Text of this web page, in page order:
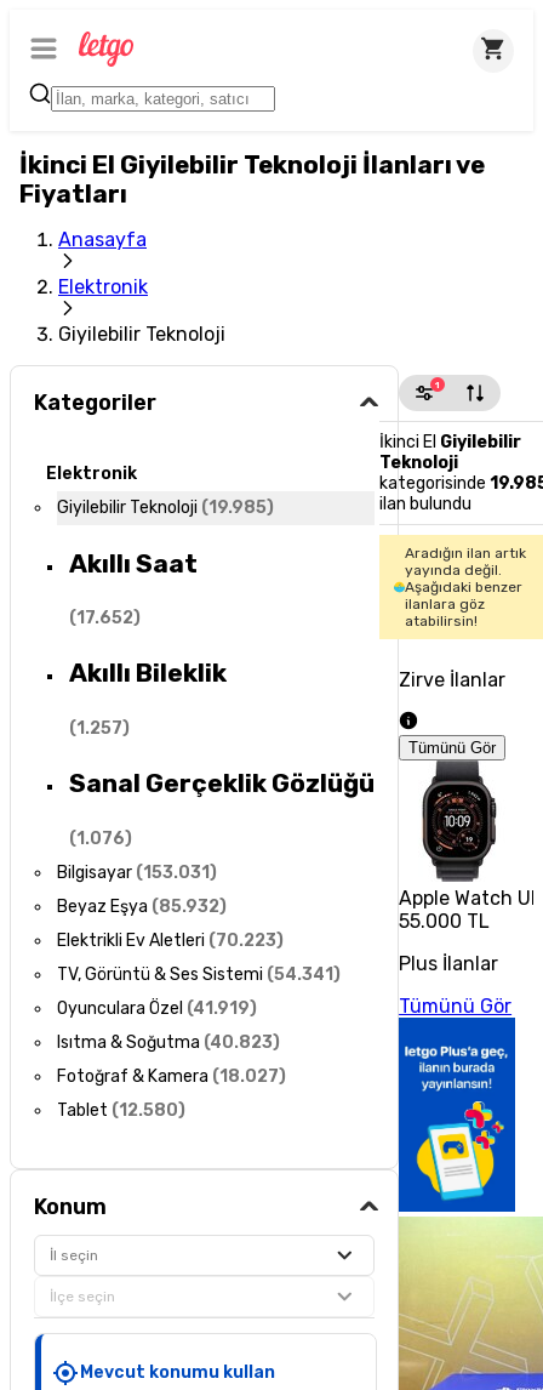
İkinci El Giyilebilir Teknoloji İlanları ve
Fiyatları
Anasayfa
Elektronik
Giyilebilir Teknoloji
Kategoriler
Elektronik
Giyilebilir Teknoloji (19.985)
Akıllı Saat
(17.652)
Akıllı Bileklik
(1.257)
Sanal Gerçeklik Gözlüğü
(1.076)
Bilgisayar (153.031)
Beyaz Eşya (85.932)
Elektrikli Ev Aletleri (70.223)
TV, Görüntü & Ses Sistemi (54.341)
Oyunculara Özel (41.919)
Isıtma & Soğutma (40.823)
Fotoğraf & Kamera (18.027)
Tablet (12.580)
Konum
İl seçin
İlçe seçin
Mevcut konumu kullan
1
İkinci El Giyilebilir
Teknoloji
kategorisinde
ilan bulundu
Aradığın ilan artık
yayında değil.
Aşağıdaki benzer
ilanlara göz
atabilirsin!
Zirve İlanlar
Tümünü Gör
Apple Watch
55.000 TL
Plus İlanlar
Tümünü Gör